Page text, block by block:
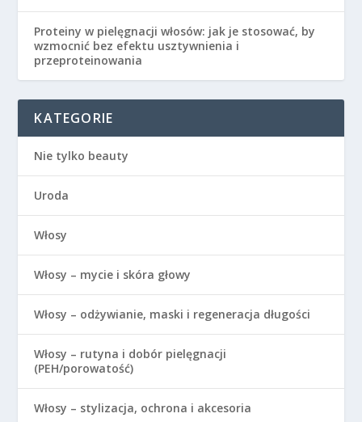
Proteiny w pielęgnacji włosów: jak je stosować, by
wzmocnić bez efektu usztywnienia i
przeproteinowania
KATEGORIE
Nie tylko beauty
Uroda
Włosy
Włosy – mycie i skóra głowy
Włosy – odżywianie, maski i regeneracja długości
Włosy – rutyna i dobór pielęgnacji
(PEH/porowatość)
Włosy – stylizacja, ochrona i akcesoria